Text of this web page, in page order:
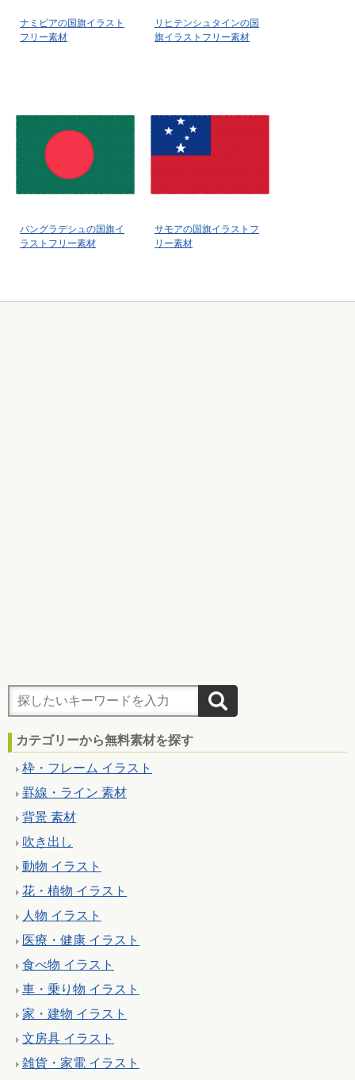
ナミビアの国旗イラスト
フリー素材
リヒテンシュタインの国
旗イラストフリー素材
バングラデシュの国旗イ
ラストフリー素材
サモアの国旗イラストフ
リー素材
カテゴリーから無料素材を探す
枠・フレーム イラスト
罫線・ライン 素材
背景 素材
吹き出し
動物 イラスト
花・植物 イラスト
人物 イラスト
医療・健康 イラスト
食べ物 イラスト
車・乗り物 イラスト
家・建物 イラスト
文房具 イラスト
雑貨・家電 イラスト